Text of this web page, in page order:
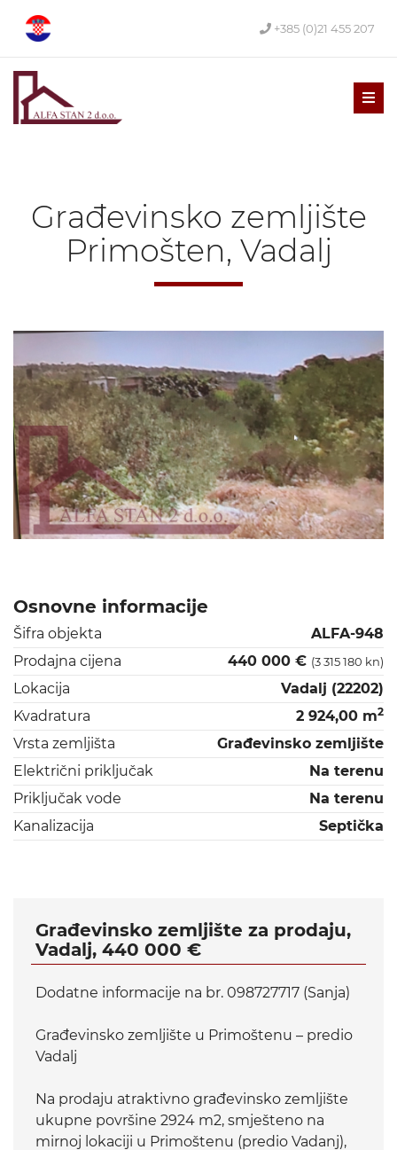
+385 (0)21 455 207
Građevinsko zemljište
Primošten, Vadalj
Osnovne informacije
Šifra objekta
ALFA-948
Prodajna cijena
440 000 € (3 315 180 kn)
Lokacija
Vadalj (22202)
Kvadratura
2 924,00 m2
Vrsta zemljišta
Građevinsko zemljište
Električni priključak
Na terenu
Priključak vode
Na terenu
Kanalizacija
Septička
Građevinsko zemljište za prodaju,
Vadalj, 440 000 €
Dodatne informacije na br. 098727717 (Sanja)
Građevinsko zemljište u Primoštenu – predio
Vadalj
Na prodaju atraktivno građevinsko zemljište
ukupne površine 2924 m2, smješteno na
mirnoj lokaciji u Primoštenu (predio Vadanj),